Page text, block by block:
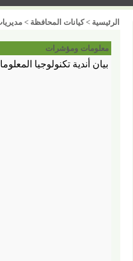
الرئيسية >كيانات المحافظة >
معلومات ومؤشرات
بيان أندية تكنولوجيا